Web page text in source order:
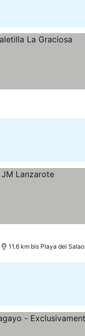
11.6 km bis Playa del Salao